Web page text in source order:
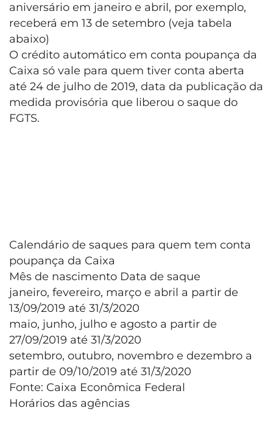
aniversário em janeiro e abril, por exemplo,
receberá em 13 de setembro (veja tabela
abaixo)
O crédito automático em conta poupança da
Caixa só vale para quem tiver conta aberta
até 24 de julho de 2019, data da publicação da
medida provisória que liberou o saque do
FGTS.
Calendário de saques para quem tem conta
poupança da Caixa
Mês de nascimento Data de saque
janeiro, fevereiro, março e abril a partir de
13/09/2019 até 31/3/2020
maio, junho, julho e agosto a partir de
27/09/2019 até 31/3/2020
setembro, outubro, novembro e dezembro a
partir de 09/10/2019 até 31/3/2020
Fonte: Caixa Econômica Federal
Horários das agências